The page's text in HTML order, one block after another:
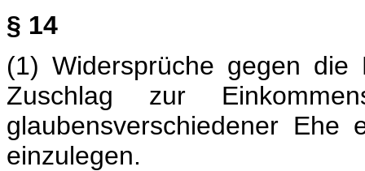
§ 14
(1) Widersprüche gegen die
Zuschlag zur
glaubensverschiedener
einzulegen.